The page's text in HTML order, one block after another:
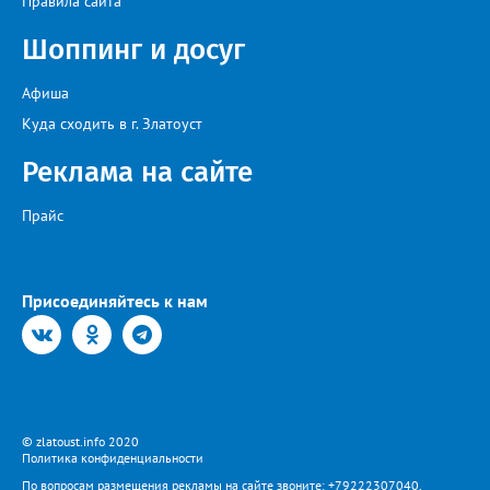
поручил увеличить количество бензовозов, вывести на самые
бензина и объёмы его продаж, а также обеспечить
бесперебойное снабжение горючим пожарных, скорых и
общественного транспорта.
Шоппинг и досуг
Афиша
Куда сходить в г. Златоуст
Реклама на сайте
Прайс
Присоединяйтесь к нам
© zlatoust.info 2020
Политика конфиденциальности
По вопросам размещения рекламы на сайте звоните: +79222307040,